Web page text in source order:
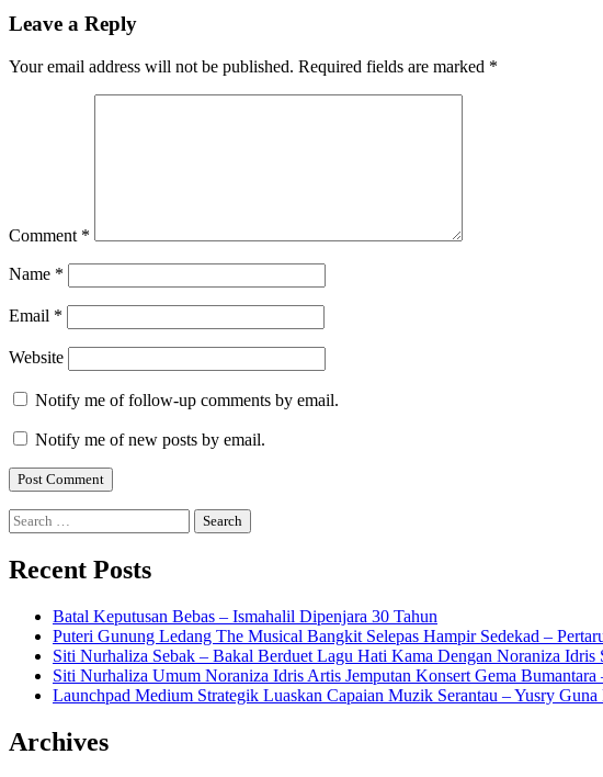
Leave a Reply
Your email address will not be published. Required fields are marked *
Comment *
Name *
Email *
Website
Notify me of follow-up comments by email.
Notify me of new posts by email.
Search
for:
Recent Posts
Batal Keputusan Bebas – Ismahalil Dipenjara 30 Tahun
Puteri Gunung Ledang The Musical Bangkit Selepas Hampir Sedekad –
Siti Nurhaliza Sebak – Bakal Berduet Lagu Hati Kama Dengan Noraniza Idris
Siti Nurhaliza Umum Noraniza Idris Artis Jemputan Konsert Gema
Launchpad Medium Strategik Luaskan Capaian Muzik Serantau – Yusry
Archives